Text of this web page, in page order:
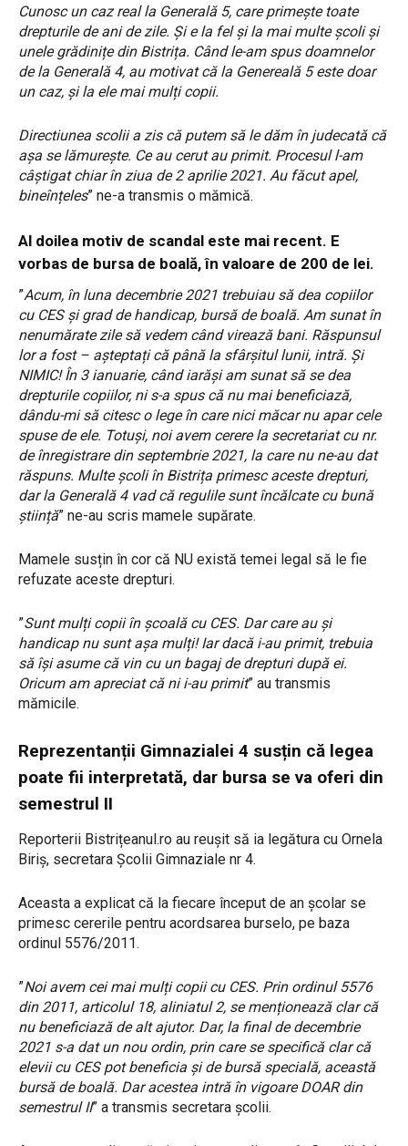
Cunosc un caz real la Generală 5, care primește toate
drepturile de ani de zile. Și e la fel și la mai multe școli și
unele grădinițe din Bistrița. Când le-am spus doamnelor
de la Generală 4, au motivat că la Genereală 5 este doar
un caz, și la ele mai mulți copii.
Directiunea scolii a zis că putem să le dăm în judecată că
așa se lămurește. Ce au cerut au primit. Procesul l-am
câștigat chiar în ziua de 2 aprilie 2021. Au făcut apel,
bineînțeles” ne-a transmis o mămică.
Al doilea motiv de scandal este mai recent. E
vorbas de bursa de boală, în valoare de 200 de lei.
”Acum, în luna decembrie 2021 trebuiau să dea copiilor
cu CES și grad de handicap, bursă de boală. Am sunat în
nenumărate zile să vedem când virează bani. Răspunsul
lor a fost – așteptați că până la sfârșitul lunii, intră. Și
NIMIC! În 3 ianuarie, când iarăși am sunat să se dea
drepturile copiilor, ni s-a spus că nu mai beneficiază,
dându-mi să citesc o lege în care nici măcar nu apar cele
spuse de ele. Totuși, noi avem cerere la secretariat cu nr.
de înregistrare din septembrie 2021, la care nu ne-au dat
răspuns. Multe școli în Bistrița primesc aceste drepturi,
dar la Generală 4 vad că regulile sunt încălcate cu bună
știință” ne-au scris mamele supărate.
Mamele susțin în cor că NU există temei legal să le fie
refuzate aceste drepturi.
”Sunt mulți copii în școală cu CES. Dar care au și
handicap nu sunt așa mulți! Iar dacă i-au primit, trebuia
să își asume că vin cu un bagaj de drepturi după ei.
Oricum am apreciat că ni i-au primit” au transmis
mămicile.
Reprezentanții Gimnazialei 4 susțin că legea
poate fii interpretată, dar bursa se va oferi din
semestrul II
Reporterii Bistrițeanul.ro au reușit să ia legătura cu Ornela
Biriș, secretara Școlii Gimnaziale nr 4.
Aceasta a explicat că la fiecare început de an școlar se
primesc cererile pentru acordsarea burselo, pe baza
ordinul 5576/2011.
”Noi avem cei mai mulți copii cu CES. Prin ordinul 5576
din 2011, articolul 18, aliniatul 2, se menționează clar că
nu beneficiază de alt ajutor. Dar, la final de decembrie
2021 s-a dat un nou ordin, prin care se specifică clar că
elevii cu CES pot beneficia și de bursă specială, această
bursă de boală. Dar acestea intră în vigoare DOAR din
semestrul II” a transmis secretara școlii.